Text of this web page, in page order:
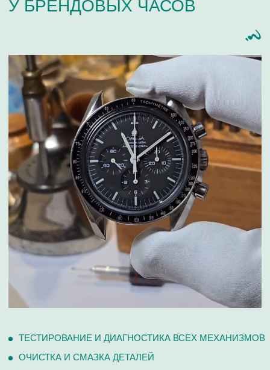
Сервис /
ремонт
ЧАСОВАЯ МАСТЕРСКАЯ
г. Москва, Гоголевский бульвар, дом 17, стр. 1
Ежедневно с 12 до 20
chronomat.info@mail.ru
Покупка /
продажа
Поиск
часовой центр
+7-999-67-77-011
+ 7-999-67-77-011